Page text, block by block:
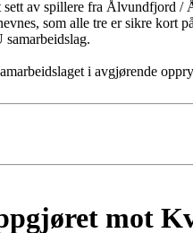
av spillere fra Ålvundfjord
som alle tre er sikre kort
i avgjørende
mot